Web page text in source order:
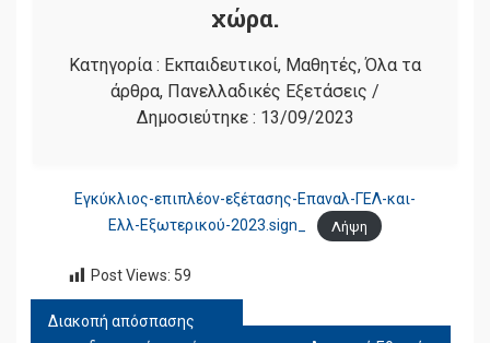
χώρα.
Κατηγορία : Εκπαιδευτικοί, Μαθητές,Όλα τα
άρθρα, Πανελλαδικές Εξετάσεις /
Δημοσιεύτηκε : 13/09/2023
Εγκύκλιος-επιπλέον-εξέτασης-Επαναλ-ΓΕΛ-και-
Ελλ-Εξωτερικού-2023.sign_
Λήψη
Post Views: 59
ΠΛΟΉΓΗΣΗ
Διακοπή απόσπασης